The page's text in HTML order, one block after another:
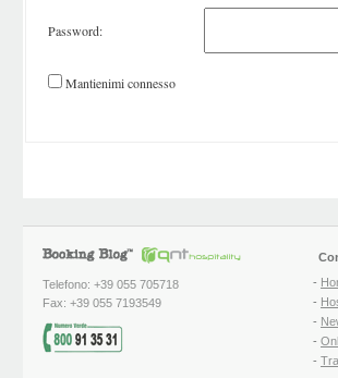
Password:
Mantienimi connesso
Telefono: +39 055 705718
Fax: +39 055 7193549
-
-
-
-
-